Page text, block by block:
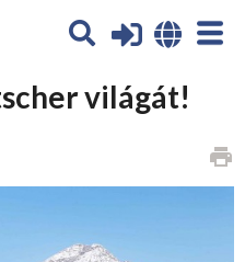
világát!
print